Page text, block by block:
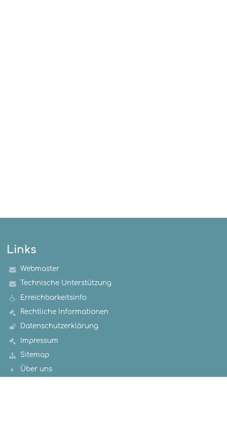
Links
Webmaster
Technische Unterstützung
Erreichbarkeitsinfo
Rechtliche Informationen
Datenschutzerklärung
Impressum
Sitemap
Über uns